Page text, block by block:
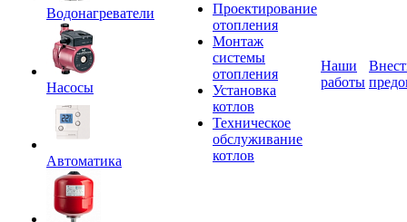
Водонагреватели
Насосы
Автоматика
Проектирование
отопления
Монтаж
системы
отопления
Установка
котлов
Техническое
обслуживание
котлов
Наши
работы